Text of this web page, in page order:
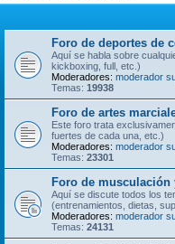
Foro de deportes de
Aquí se habla sobre
kickboxing, full, etc.)
Moderadores: moderador
Temas: 19938
Foro de artes
Este foro trata
fuertes de cada una, etc.)
Moderadores: moderador
Temas: 23301
Foro de
Aquí se discute todos los
(entrenamientos, dietas,
Moderadores: moderador
Temas: 24131